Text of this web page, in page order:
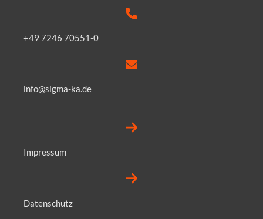
+49 7246 70551-0
info@sigma-ka.de
Impressum
Datenschutz